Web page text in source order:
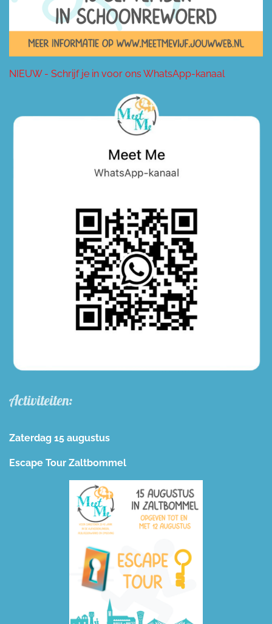
NIEUW - Schrijf je in voor ons WhatsApp-kanaal
Activiteiten:
Zaterdag 15 augustus
Escape Tour Zaltbommel